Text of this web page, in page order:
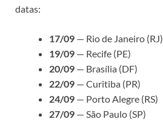
datas:
17/09 — Rio de Janeiro (RJ)
19/09 — Recife (PE)
20/09 — Brasília (DF)
22/09 — Curitiba (PR)
24/09 — Porto Alegre (RS)
27/09 — São Paulo (SP)